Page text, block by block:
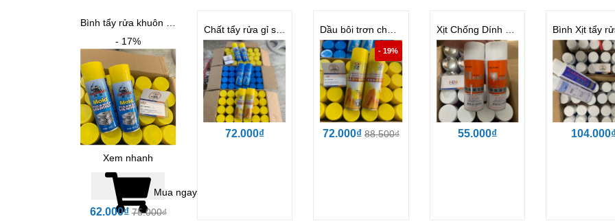
- 17%
Xem nhanh
Mua ngay
62.000₫75.000₫
Chất tẩy rửa gỉ sét cho khuôn BST
72.000₫
- 19%
72.000₫ 88.500₫ 55.000₫